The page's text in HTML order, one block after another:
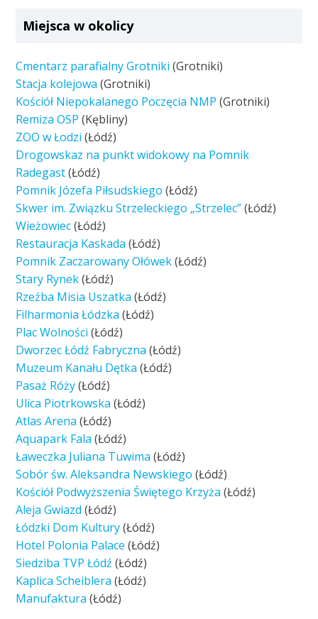
Miejsca w okolicy
Cmentarz parafialny Grotniki (Grotniki)
Stacja kolejowa (Grotniki)
Kościół Niepokalanego Poczęcia NMP (Grotniki)
Remiza OSP (Kębliny)
ZOO w Łodzi (Łódź)
Drogowskaz na punkt widokowy na Pomnik
Radegast(Łódź)
Pomnik Józefa Piłsudskiego (Łódź)
Skwer im. Związku Strzeleckiego „Strzelec”(Łódź)
Wieżowiec(Łódź)
Restauracja Kaskada (Łódź)
Pomnik Zaczarowany Ołówek(Łódź)
Stary Rynek(Łódź)
Rzeźba Misia Uszatka (Łódź)
Filharmonia Łódzka (Łódź)
Plac Wolności (Łódź)
Dworzec Łódź Fabryczna (Łódź)
Muzeum Kanału Dętka (Łódź)
Pasaż Róży(Łódź)
Ulica Piotrkowska (Łódź)
Atlas Arena (Łódź)
Aquapark Fala (Łódź)
Ławeczka Juliana Tuwima (Łódź)
Sobór św. Aleksandra Newskiego (Łódź)
Kościół Podwyższenia Świętego Krzyża (Łódź)
Aleja Gwiazd (Łódź)
Łódzki Dom Kultury(Łódź)
Hotel Polonia Palace (Łódź)
Siedziba TVP Łódź (Łódź)
Kaplica Scheiblera (Łódź)
Manufaktura (Łódź)